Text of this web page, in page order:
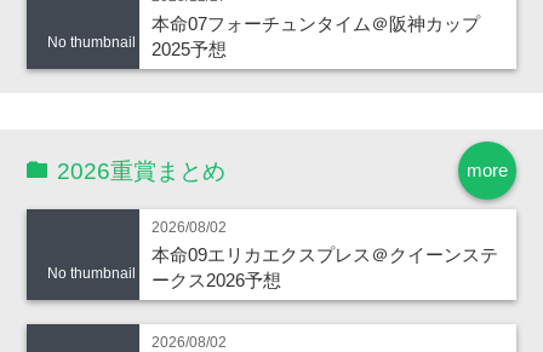
No thumbnail
本命07フォーチュンタイム＠阪神カップ
2025予想
more
2026重賞まとめ
No thumbnail
2026/08/02
本命09エリカエクスプレス＠クイーンステ
ークス2026予想
2026/08/02